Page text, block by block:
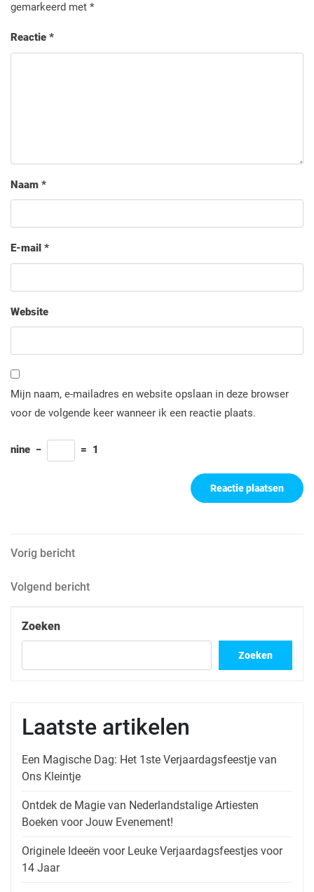
gemarkeerd met *
Reactie *
Naam *
E-mail *
Website
Mijn naam, e-mailadres en website opslaan in deze browser
voor de volgende keer wanneer ik een reactie plaats.
nine − = 1
Berichtnavigatie
Vorig
Vorig bericht
Volgend
Volgend bericht
Zoeken
Zoeken
Laatste artikelen
Een Magische Dag: Het 1ste Verjaardagsfeestje van
Ons Kleintje
Ontdek de Magie van Nederlandstalige Artiesten
Boeken voor Jouw Evenement!
Originele Ideeën voor Leuke Verjaardagsfeestjes voor
14 Jaar